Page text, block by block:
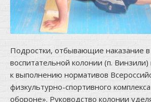
Подростки, отбывающие наказание
воспитательной колонии (п.
к выполнению нормативов
физкультурно-спортивного
обороне». Руководство колонии